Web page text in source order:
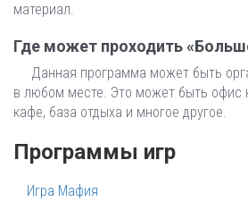
материал.
Где может проходить
Данная программа может быть
в любом месте. Это может быть офис
кафе, база отдыха и многое другое.
Программы игр
Игра Мафия